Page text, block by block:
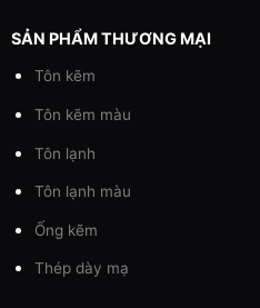
SẢN PHẨM THƯƠNG MẠI
Tôn kẽm
Tôn kẽm màu
Tôn lạnh
Tôn lạnh màu
Ống kẽm
Thép dày mạ